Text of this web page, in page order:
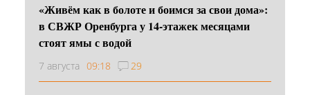
«Живём как в болоте и боимся за свои дома»:
в СВЖР Оренбурга у 14-этажек месяцами
стоят ямы с водой
7 августа 09:18 29